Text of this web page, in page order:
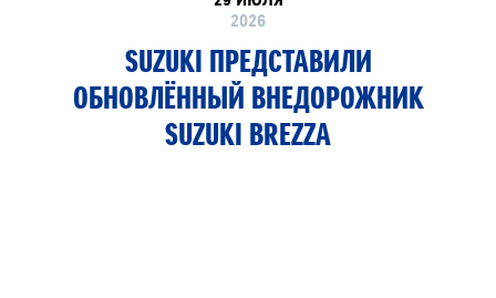
2026
SUZUKI ПРЕДСТАВИЛИ
ОБНОВЛЁННЫЙ ВНЕДОРОЖНИК
SUZUKI BREZZA